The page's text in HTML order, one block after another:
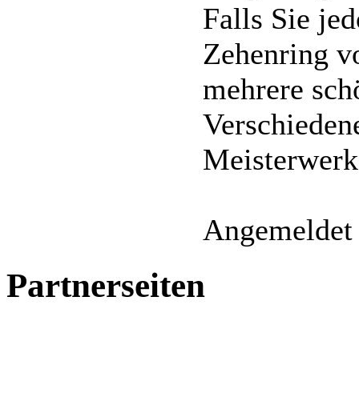
Falls Sie
Zehenring
mehrere
Partnerseiten